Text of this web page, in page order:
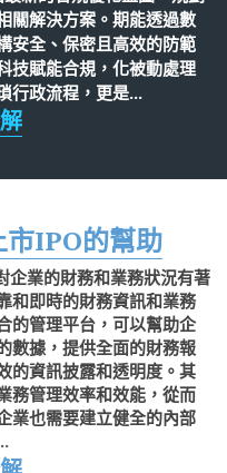
關解決方案。期能透過數
安全、保密且高效的防範
技賦能合規，化被動處理
行政流程，更是...
IPO的幫助
企業的財務和業務狀況有著
和即時的財務資訊和業務
的管理平台，可以幫助企
數據，提供全面的財務報
的資訊披露和透明度。其
務管理效率和效能，從而
業也需要建立健全的內部